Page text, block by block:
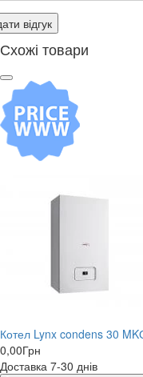
відгук
Схожі товари
Котел Lynx condens 30
0,00Грн
Доставка 7-30 днів